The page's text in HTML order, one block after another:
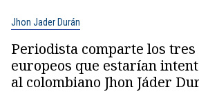
Jhon Jader Durán
Periodista comparte los tres
europeos que estarían
al colombiano Jhon Jáder